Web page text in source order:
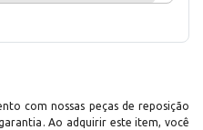
com nossas peças de reposição
Ao adquirir este item, você